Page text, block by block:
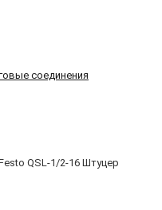
соединения